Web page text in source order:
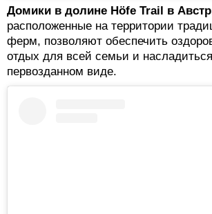
Домики в долине Höfe Trail в
расположенные на территории
ферм, позволяют обеспечить
отдых для всей семьи и
первозданном виде.